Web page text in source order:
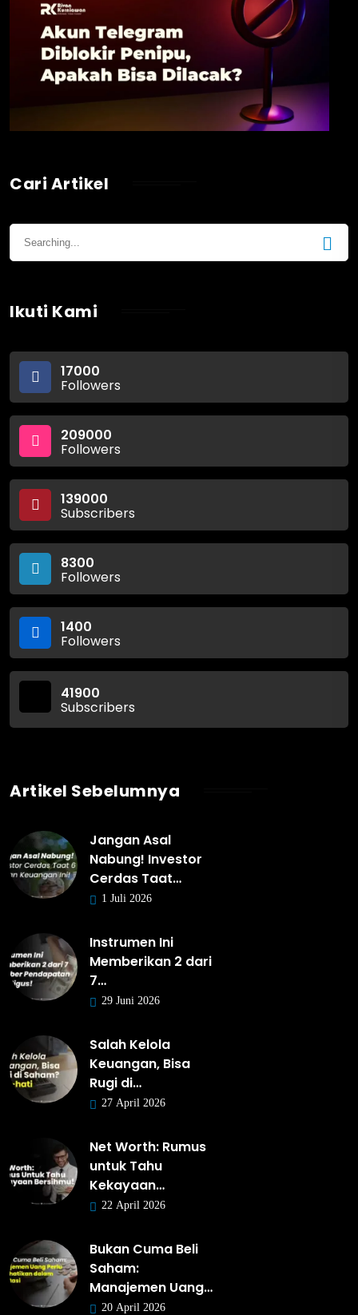
Cari Artikel
Ikuti Kami
17000
Followers
209000
Followers
139000
Subscribers
8300
Followers
1400
Followers
41900
Subscribers
Artikel Sebelumnya
Jangan Asal
Nabung! Investor
Cerdas Taat…
1 Juli 2026
Instrumen Ini
Memberikan 2 dari
7…
29 Juni 2026
Salah Kelola
Keuangan, Bisa
Rugi di…
27 April 2026
Net Worth: Rumus
untuk Tahu
Kekayaan…
22 April 2026
Bukan Cuma Beli
Saham:
Manajemen Uang…
20 April 2026